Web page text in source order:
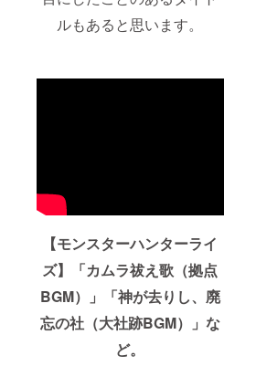
ルもあると思います。
【モンスターハンターライ
ズ】「カムラ祓え歌（拠点
BGM）」「神が去りし、廃
忘の社（大社跡BGM）」な
ど。